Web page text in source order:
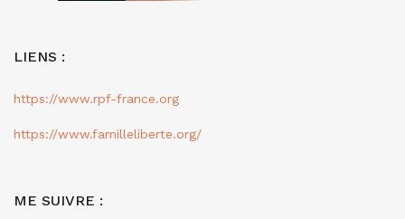
LIENS :
https://www.rpf-france.org
https://www.familleliberte.org/
ME SUIVRE :